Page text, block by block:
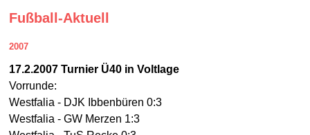
Fußball-Aktuell
2007
17.2.2007 Turnier Ü40 in Voltlage
Vorrunde:
Westfalia - DJK Ibbenbüren 0:3
Westfalia - GW Merzen 1:3